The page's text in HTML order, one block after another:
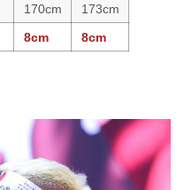
170cm
173cm
8cm 8cm